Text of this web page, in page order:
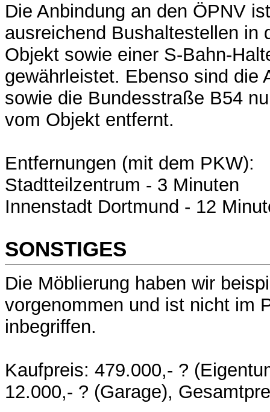
Die Anbindung an den ÖPNV
ausreichend Bushaltestellen in
Objekt sowie einer S-Bahn-
gewährleistet. Ebenso sind die
sowie die Bundesstraße B54
vom Objekt entfernt.
Entfernungen (mit dem PKW):
Stadtteilzentrum - 3 Minuten
Innenstadt Dortmund - 12
SONSTIGES
Die Möblierung haben wir
vorgenommen und ist nicht im
inbegriffen.
Kaufpreis: 479.000,- ?
12.000,- ? (Garage),